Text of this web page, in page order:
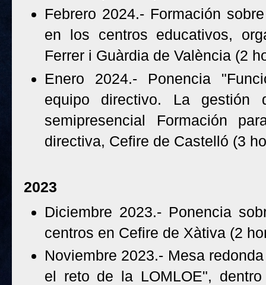
Febrero 2024.- Formación
en los centros educativos,
Ferrer i Guàrdia de València (2
Enero 2024.- Ponencia
equipo directivo. La gestión
semipresencial Formación
directiva, Cefire de Castelló (3
2023
Diciembre 2023.- Ponencia
centros en Cefire de Xàtiva (2
Noviembre 2023.- Mesa
el reto de la LOMLOE",